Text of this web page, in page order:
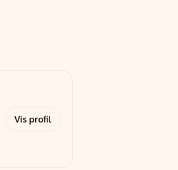
Vis profil